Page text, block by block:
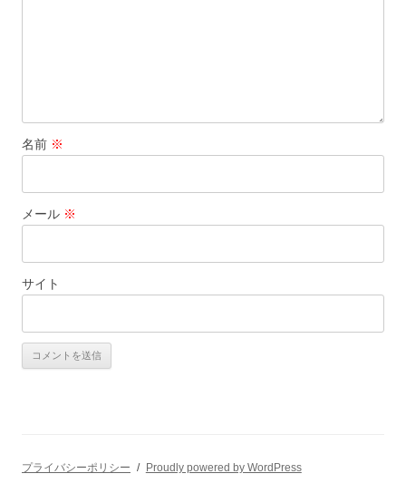
名前 ※
メール ※
サイト
プライバシーポリシー Proudly powered by WordPress